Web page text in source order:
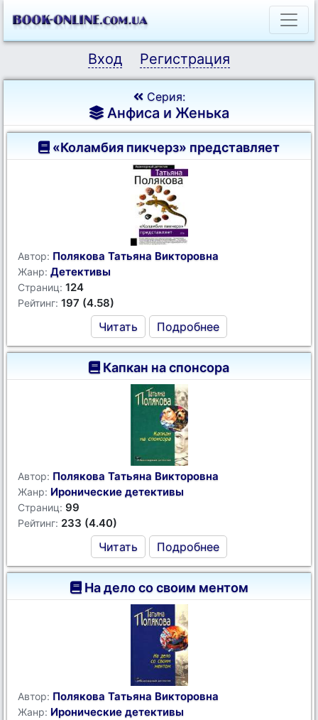
Вход Регистрация
Серия:
Анфиса и Женька
«Коламбия пикчерз» представляет
Автор: Полякова Татьяна Викторовна
Жанр: Детективы
Страниц: 124
Рейтинг: 197 (4.58)
Читать Подробнее
Капкан на спонсора
Автор: Полякова Татьяна Викторовна
Жанр: Иронические детективы
Страниц: 99
Рейтинг: 233 (4.40)
Читать Подробнее
На дело со своим ментом
Автор: Полякова Татьяна Викторовна
Жанр: Иронические детективы